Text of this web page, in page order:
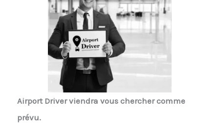
Airport Driverviendra vous chercher comme
prévu.